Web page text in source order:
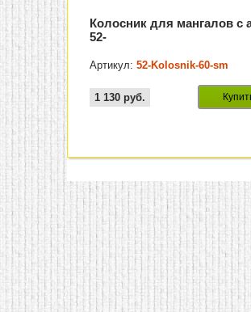
Колосник для мангалов с
52-
Артикул:52-Kolosnik-60-sm
1 130 руб.